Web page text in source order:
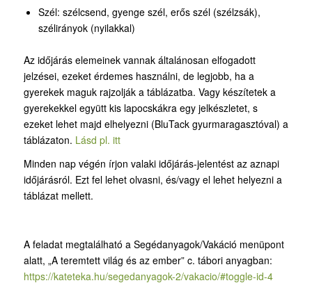
Szél: szélcsend, gyenge szél, erős szél (szélzsák),
szélirányok (nyilakkal)
Az időjárás elemeinek vannak általánosan elfogadott
jelzései, ezeket érdemes használni, de legjobb, ha a
gyerekek maguk rajzolják a táblázatba. Vagy készítetek a
gyerekekkel együtt kis lapocskákra egy jelkészletet, s
ezeket lehet majd elhelyezni (BluTack gyurmaragasztóval) a
táblázaton. Lásd pl. itt
Minden nap végén írjon valaki időjárás-jelentést az aznapi
időjárásról. Ezt fel lehet olvasni, és/vagy el lehet helyezni a
táblázat mellett.
A feladat megtalálható a Segédanyagok/Vakáció menüpont
alatt, „A teremtett világ és az ember” c. tábori anyagban:
https://kateteka.hu/segedanyagok-2/vakacio/#toggle-id-4